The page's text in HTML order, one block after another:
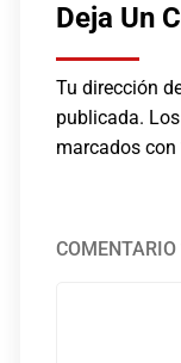
Deja Un
Tu dirección
publicada.
marcados con
COMENTARIO